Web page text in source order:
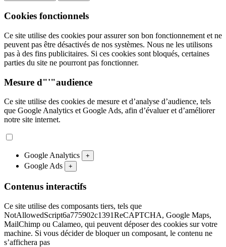
Cookies fonctionnels
Ce site utilise des cookies pour assurer son bon fonctionnement et ne
peuvent pas être désactivés de nos systèmes. Nous ne les utilisons
pas à des fins publicitaires. Si ces cookies sont bloqués, certaines
parties du site ne pourront pas fonctionner.
Mesure d"'"audience
Ce site utilise des cookies de mesure et d’analyse d’audience, tels
que Google Analytics et Google Ads, afin d’évaluer et d’améliorer
notre site internet.
Google Analytics +
Google Ads +
Contenus interactifs
Ce site utilise des composants tiers, tels que
NotAllowedScript6a775902c1391ReCAPTCHA, Google Maps,
MailChimp ou Calameo, qui peuvent déposer des cookies sur votre
machine. Si vous décider de bloquer un composant, le contenu ne
s’affichera pas